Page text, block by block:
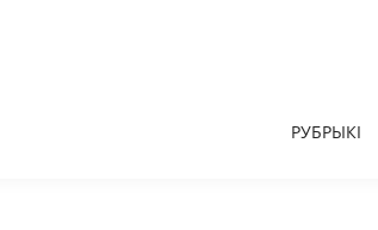
РУБРЫКІ